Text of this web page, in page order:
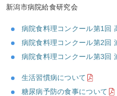
新潟市病院給食研究会
病院食料理コンクール第1回
病院食料理コンクール第2回
病院食料理コンクール第3回
生活習慣病について
糖尿病予防の食事について